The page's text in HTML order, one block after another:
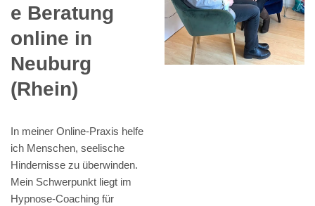
e Beratung
online in
Neuburg
(Rhein)
In meiner Online-Praxis helfe
ich Menschen, seelische
Hindernisse zu überwinden.
Mein Schwerpunkt liegt im
Hypnose-Coaching für